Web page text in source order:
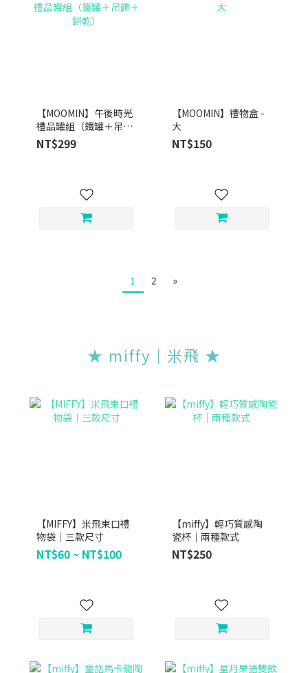
【MOOMIN】午後時光
禮品罐組（鐵罐＋吊飾
＋餅乾）
NT$299
【MOOMIN】禮物盒 -
大
NT$150
1 2 »
★ miffy｜米飛 ★
【MIFFY】米飛束口禮
物袋｜三款尺寸
NT$60 ~ NT$100
【miffy】輕巧質感陶
瓷杯｜兩種款式
NT$250